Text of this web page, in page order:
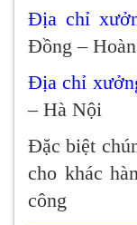
Địa chỉ
Đồng –
Địa chỉ
– Hà Nội
Đặc biệt
cho khác
công